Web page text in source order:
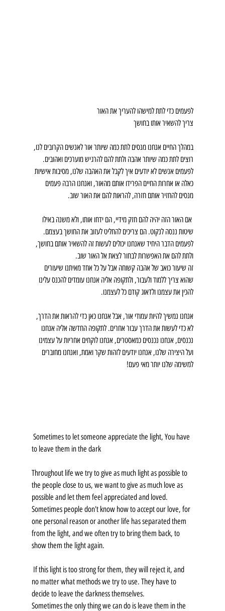
לפעמים כדי לתת למישהו להעריך את האור
צריך להשאיר אותו בחושך
במהלך החיים אנחנו מנסים לתת כמה שיותר אור לאנשים הקרובים לנו,
רוצים לתת כמה שיותר אהבה ולתת להם להרגיש מוערכים ואהובים.
לפעמים אנשים לא יודעים איך לקבל את האהבה שלנו, מסיבות אישיות
כאלה או אחרות החיים הפרידו אותם מהאור, ואנחנו הרבה פעמים
מנסים להחזיר אותם חזרה, להראות להם את האור שוב.
אם האור הזה יהיה להם חזק מידיי, הם ידחו אותו, ולא משנה באילו
שיטות ננסה לנקוט. הם צריכים להחליט לעזוב את החושך בעצמם.
לפעמים הדבר היחיד שאנחנו יכולים לעשות זה להשאיר אותם בחושך,
ולתת להם את האפשרות לבחור לצאת אל האור שוב.
זה שיעור כואב של אהבה קשוחה אבל על כל אחד מאיתנו שיעורים
שהוא צריך ללמוד ולעבור, ולתקופה אליה אנחנו עומדים להכנס עלינו
להכין את עצמנו ולדאוג קודם כל לעצמנו.
אנחנו נמשיך להיות עמודי אור, אבל אנחנו כאן כדי להראות את הדרך,
לא כדי לעשות את הדרך עבור אחרים. לתקופה החדשה אליה אנחנו
נכנסים, אנחנו נכנסים כמאסטרים, אנחנו לוקחים אחריות על עצמינו
ועל היצירה שלנו, אנחנו יודעים לזהות שקר ואמת, ואנחנו מחוברים
למשימה שלנו יותר מאי פעם!
to leave them in the dark
Throughout life we ​​try to give as much light as possible to
the people close to us, we want to give as much love as
possible and let them feel appreciated and loved.
Sometimes people don't know how to accept our love, for
one personal reason or another life has separated them
from the light, and we often try to bring them back, to
show them the light again.
no matter what methods we try to use. They have to
decide to leave the darkness themselves.
Sometimes the only thing we can do is leave them in the